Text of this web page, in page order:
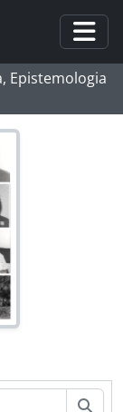
Epistemologia